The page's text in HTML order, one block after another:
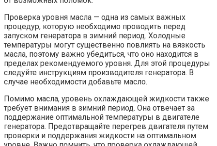
Проверка уровня масла — одна из самых важных
процедур, которую необходимо проводить перед
запуском генератора в зимний период. Холодные
температуры могут существенно повлиять на вязкость
масла, поэтому важно убедиться, что оно находится в
пределах рекомендуемого уровня. Для этой процедуры
следуйте инструкциям производителя генератора. В
случае необходимости добавьте масло.
Помимо масла, уровень охлаждающей жидкости также
требует внимания в зимний период. Она отвечает за
поддержание оптимальной температуры в двигателе
генератора. Предотвращайте перегрев двигателя путем
проверки и поддержания жидкости на оптимальном